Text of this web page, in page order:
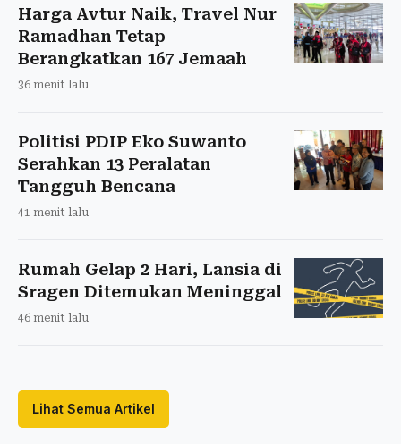
Harga Avtur Naik, Travel Nur
Ramadhan Tetap
Berangkatkan 167 Jemaah
36 menit lalu
Politisi PDIP Eko Suwanto
Serahkan 13 Peralatan
Tangguh Bencana
41 menit lalu
Rumah Gelap 2 Hari, Lansia di
Sragen Ditemukan Meninggal
46 menit lalu
Lihat Semua Artikel